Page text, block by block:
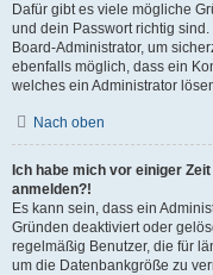
Dafür gibt es viele mögliche
und dein Passwort richtig
Board-Administrator, um
ebenfalls möglich, dass ein
welches ein Administrator
Nach oben
Ich habe mich vor einiger
anmelden?!
Es kann sein, dass ein
Gründen deaktiviert oder
regelmäßig Benutzer, die für
um die Datenbankgröße zu